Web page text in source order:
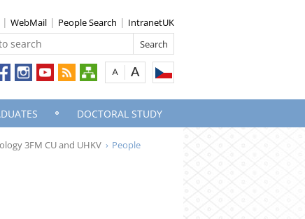
WebMail People Search IntranetUK
DOCTORAL STUDY
3FM CU and UHKV People